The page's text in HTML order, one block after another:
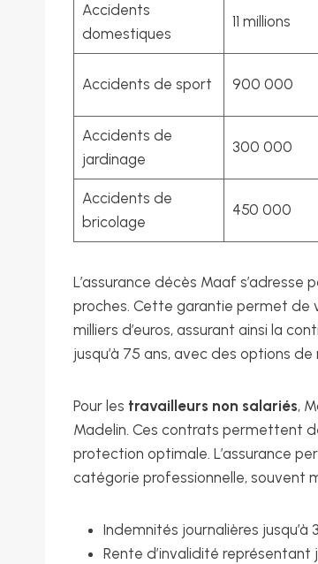
Accidents
domestiques
11 millions
Accidents de sport 900 000
Accidents de
jardinage
300 000
Accidents de
bricolage
450 000
L’assurance décès Maaf
proches. Cette garantie permet de
milliers d’euros, assurant ainsi la
jusqu’à 75 ans, avec des options
Pour les travailleurs non salariés,
Madelin. Ces contrats permettent
protection optimale. L’assurance
catégorie professionnelle, souvent
Indemnités journalières
Rente d’invalidité représentant